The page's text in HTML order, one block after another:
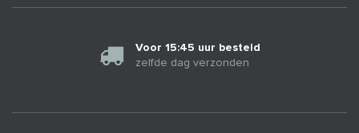
Voor 15:45 uur besteld
zelfde dag verzonden